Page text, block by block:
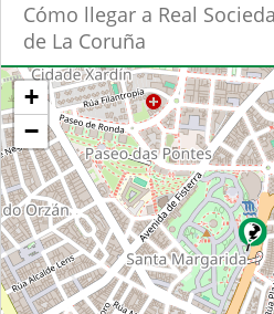
Cómo llegar a Real
de La Coruña
+
−